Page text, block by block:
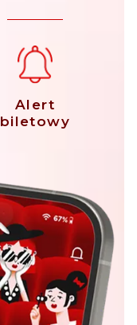
Alert
biletowy